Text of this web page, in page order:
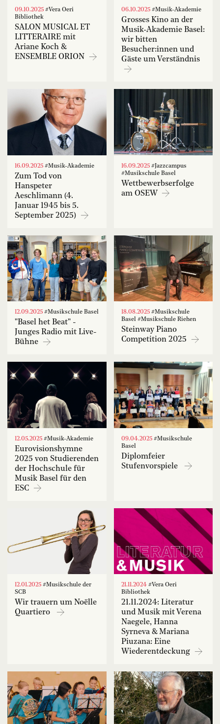
09.10.2025 #Vera Oeri
Bibliothek
SALON MUSICAL ET
LITTERAIRE mit
Ariane Koch &
ENSEMBLE ORION
06.10.2025#Musik-Akademie
Grosses Kino an der
Musik-Akademie Basel:
wir bitten
Besucher:innen und
Gäste um Verständnis
16.09.2025 #Musik-Akademie
Zum Tod von
Hanspeter
Aeschlimann (4.
Januar 1945 bis 5.
September 2025)
16.09.2025#Jazzcampus
#Musikschule Basel
Wettbewerbserfolge
am OSEW
12.09.2025 #Musikschule Basel
"Basel het Beat" -
Junges Radio mit Live-
Bühne
18.08.2025#Musikschule
Basel #Musikschule Riehen
Steinway Piano
Competition 2025
12.05.2025 #Musik-Akademie
Eurovisionshymne
2025 von Studierenden
der Hochschule für
Musik Basel für den
ESC
09.04.2025#Musikschule
Basel
Diplomfeier
Stufenvorspiele
12.01.2025 #Musikschule der
SCB
Wir trauern um Noëlle
Quartiero
21.11.2024#Vera Oeri
Bibliothek
21.11.2024: Literatur
und Musik mit Verena
Naegele, Hanna
Syrneva & Mariana
Piuzana: Eine
Wiederentdeckung